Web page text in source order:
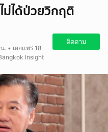
ม่ได้ป่วยวิกฤติ
. • เผยแพร่ 18
Insight
ติดตาม